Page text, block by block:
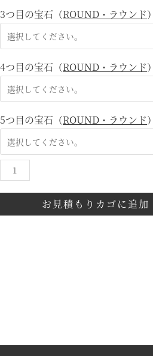
3つ目の宝石（ROUND・ラウンド）
4つ目の宝石（ROUND・ラウンド）
5つ目の宝石（ROUND・ラウンド）
お見積もりカゴに追加